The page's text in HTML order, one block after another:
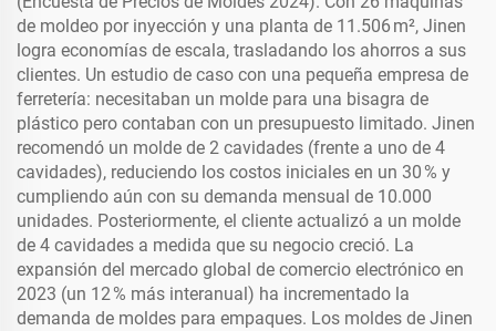
de moldeo por inyección y una planta de 11.506 m², Jinen
logra economías de escala, trasladando los ahorros a sus
clientes. Un estudio de caso con una pequeña empresa de
ferretería: necesitaban un molde para una bisagra de
plástico pero contaban con un presupuesto limitado. Jinen
recomendó un molde de 2 cavidades (frente a uno de 4
cavidades), reduciendo los costos iniciales en un 30 % y
cumpliendo aún con su demanda mensual de 10.000
unidades. Posteriormente, el cliente actualizó a un molde
de 4 cavidades a medida que su negocio creció. La
expansión del mercado global de comercio electrónico en
2023 (un 12 % más interanual) ha incrementado la
demanda de moldes para empaques. Los moldes de Jinen